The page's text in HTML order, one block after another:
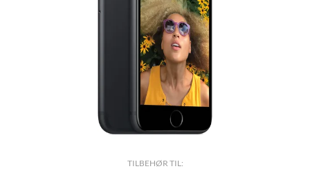
TILBEHØR TIL: